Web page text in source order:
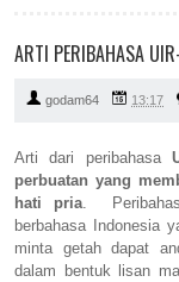
ARTI PERIBAHASA
godam64 13:17
Arti dari peribahasa
perbuatan yang
hati pria.
berbahasa Indonesia
minta getah dapat
dalam bentuk lisan